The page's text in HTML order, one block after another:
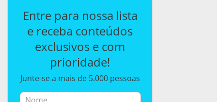
Entre para nossa lista
e receba conteúdos
exclusivos e com
prioridade!
Junte-se a mais de 5.000 pessoas